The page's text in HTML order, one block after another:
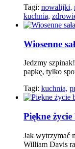
Tagi: nowalijki,
kuchnia,
Wiosenne
Jedzmy
papkę, tylko
Tagi: kuchnia,
Piękne
Jak wytrzymać
William Davis